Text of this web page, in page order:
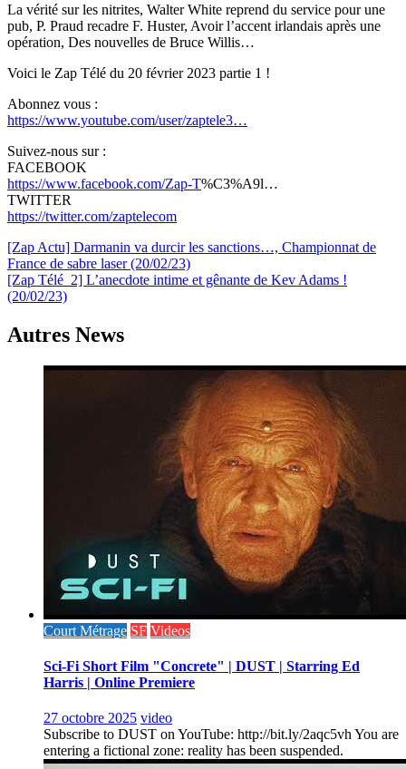
La vérité sur les nitrites, Walter White reprend du service pour une
pub, P. Praud recadre F. Huster, Avoir l’accent irlandais après une
opération, Des nouvelles de Bruce Willis…
Voici le Zap Télé du 20 février 2023 partie 1 !
Abonnez vous :
https://www.youtube.com/user/zaptele3…
Suivez-nous sur :
FACEBOOK
https://www.facebook.com/Zap-T%C3%A9l…
TWITTER
https://twitter.com/zaptelecom
Navigation
de
l’article
[Zap Actu] Darmanin va durcir les sanctions…, Championnat de
France de sabre laser (20/02/23)
[Zap Télé_2] L’anecdote intime et gênante de Kev Adams !
(20/02/23)
Autres News
Court Métrage SF Videos
Sci-Fi Short Film "Concrete" | DUST | Starring Ed
Harris | Online Premiere
27 octobre 2025 video
Subscribe to DUST on YouTube: http://bit.ly/2aqc5vh You are
entering a fictional zone: reality has been suspended.